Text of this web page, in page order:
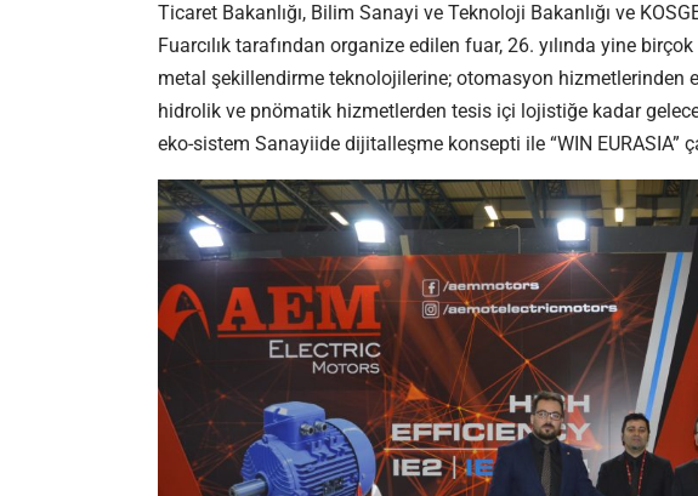
Ticaret Bakanlığı, Bilim Sanayi ve Teknoloji Bakanlığı ve
Fuarcılık tarafından organize edilen fuar, 26. yılında yine
metal şekillendirme teknolojilerine; otomasyon hizmetlerinden
hidrolik ve pnömatik hizmetlerden tesis içi lojistiğe kadar
eko-sistem Sanayiide dijitalleşme konsepti ile “WIN EURASIA”